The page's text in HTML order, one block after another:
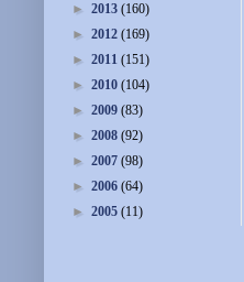
► 2013 (160)
► 2012 (169)
► 2011 (151)
► 2010 (104)
► 2009 (83)
► 2008 (92)
► 2007 (98)
► 2006 (64)
► 2005 (11)